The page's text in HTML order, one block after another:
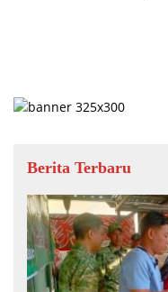
Berita Terbaru